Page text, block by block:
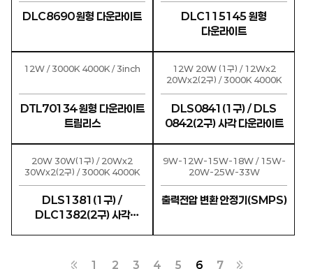
DLC8690 원형 다운라이트
DLC115145 원형
다운라이트
12W / 3000K 4000K / 3inch
DTL70134 원형 다운라이트
트림리스
12W 20W (1구) / 12Wx2
20Wx2(2구) / 3000K 4000K
DLS0841(1구) / DLS
0842(2구) 사각 다운라이트
20W 30W(1구) / 20Wx2
30Wx2(2구) / 3000K 4000K
DLS1381(1구) /
DLC1382(2구) 사각
9W-12W-15W-18W / 15W-
20W-25W-33W
출력전압 변환 안정기(SMPS)
1 2 3 4 5 6 7